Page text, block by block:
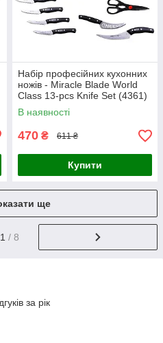
Набір професійних кухонних
ножів - Miracle Blade World
Class 13-pcs Knife Set (4361)
В наявності
470 ₴ 611 ₴
Купити
ще
1 / 8
за рік